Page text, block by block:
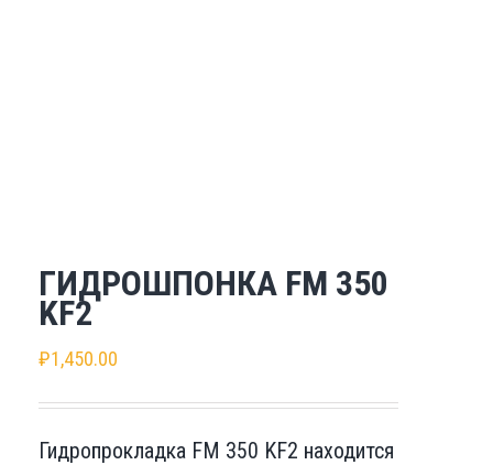
ГИДРОШПОНКА FM 350
KF2
₽1,450.00
Гидропрокладка FM 350 KF2 находится